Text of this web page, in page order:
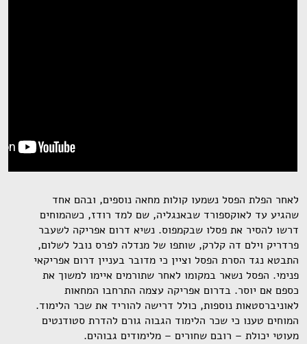
לאחר הפלת הפסל נשמעו קולות מחאה נוספים, ובהם אחד
שהגיע עד לאוקספורד שבאנגליה, שם למד רודז, כשהמוחים
דרשו להסיר את פסלו שבקמפוס. נשיא דרום אפריקה לשעבר
פרדריק וילם דה קלרק, שותפו של מנדלה לפרס נובל לשלום,
התבטא נגד הסרת הפסל וציין כי מדובר בעניין דרום אפריקאי
פנימי. הפסל נשאר במקומו לאחר שתורמים איימו למשוך את
כספם אם יוסר. בדרום אפריקה עצמה התרחבו המחאות
לאוניברסטאות נוספות, כולל דרישה להוריד את שכר הלימוד.
המוחים טענו כי שכר הלימוד הגבוה גורם להדרת סטודנטים
מעוטי יכולת – רובם שחורים – מלימודים גבוהים.